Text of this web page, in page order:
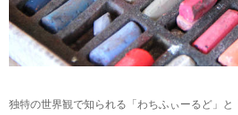
独特の世界観で知られる「わちふぃーるど」と